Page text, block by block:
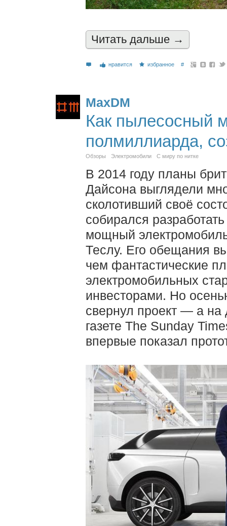
Читать дальшe →
нравится избранное #
MaxDM
Как пылесосный
полмиллиарда,
Обзоры Электромобили С миру по нитке
В 2014 году планы
Дайсона выглядели
сколотивший своё
собирался
мощный
Теслу. Его обещания
чем фантастические
электромобильных
инвесторами. Но
свернул проект — а на
газете The Sunday
впервые показал